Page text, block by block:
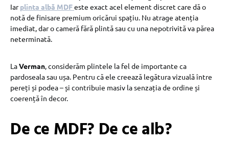
Iarplinta albă MDFeste exact acel element discret care dă o
notă de finisare premium oricărui spațiu. Nu atrage atenția
imediat, dar o cameră fără plintă sau cu una nepotrivită va părea
neterminată.
LaVerman, considerăm plintele la fel de importante ca
pardoseala sau ușa. Pentru că ele creează legătura vizuală între
pereți și podea – și contribuie masiv la senzația de ordine și
coerență în decor.
De ce MDF? De ce alb?